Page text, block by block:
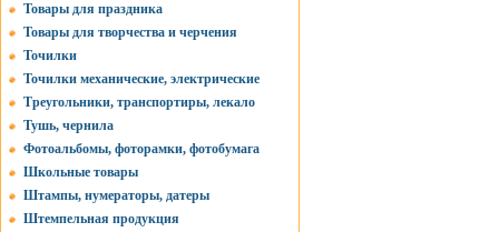
Товары для праздника
Товары для творчества и черчения
Точилки
Точилки механические, электрические
Треугольники, транспортиры, лекало
Тушь, чернила
Фотоальбомы, фоторамки, фотобумага
Школьные товары
Штампы, нумераторы, датеры
Штемпельная продукция